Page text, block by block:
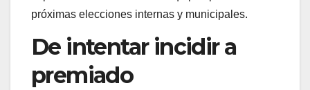
próximas elecciones internas y municipales.
De intentar incidir a
premiado